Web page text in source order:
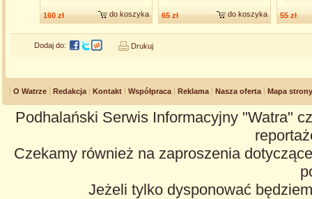
160 zł do koszyka 65 zł do koszyka 55 zł
Dodaj do: Drukuj
O Watrze Redakcja Kontakt Współpraca Reklama Nasza oferta Mapa strony
Podhalański Serwis Informacyjny "Watra"
Czekamy również na zaproszenia
Jeżeli tylko dysponować